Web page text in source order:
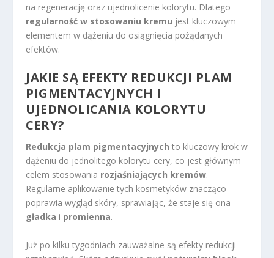
na regenerację oraz ujednolicenie kolorytu. Dlatego
regularność w stosowaniu kremu jest kluczowym
elementem w dążeniu do osiągnięcia pożądanych
efektów.
JAKIE SĄ EFEKTY REDUKCJI PLAM
PIGMENTACYJNYCH I
UJEDNOLICANIA KOLORYTU
CERY?
Redukcja plam pigmentacyjnych to kluczowy krok w
dążeniu do jednolitego kolorytu cery, co jest głównym
celem stosowania rozjaśniających kremów.
Regularne aplikowanie tych kosmetyków znacząco
poprawia wygląd skóry, sprawiając, że staje się ona
gładka i promienna.
Już po kilku tygodniach zauważalne są efekty redukcji